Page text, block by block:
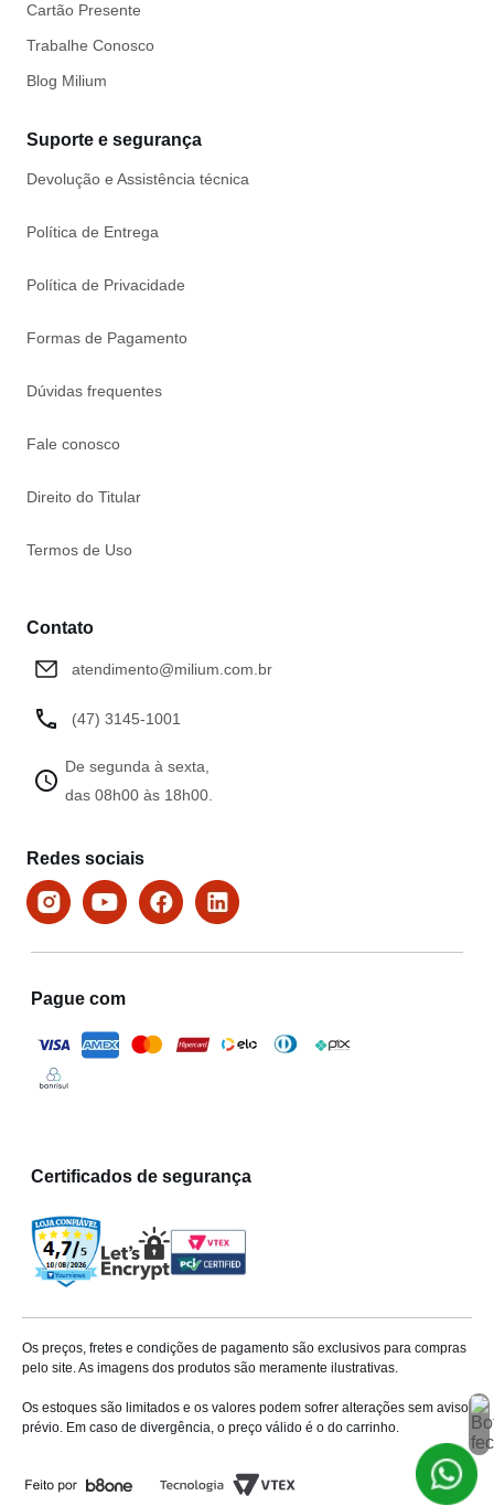
Cartão Presente
Trabalhe Conosco
Blog Milium
Suporte e segurança
Devolução e Assistência técnica
Política de Entrega
Política de Privacidade
Formas de Pagamento
Dúvidas frequentes
Fale conosco
Direito do Titular
Termos de Uso
Contato
atendimento@milium.com.br
(47) 3145-1001
De segunda à sexta,
das 08h00 às 18h00.
Redes sociais
Pague com
Certificados de segurança
Os preços, fretes e condições de pagamento são exclusivos para compras
pelo site. As imagens dos produtos são meramente ilustrativas.
Os estoques são limitados e os valores podem sofrer alterações sem aviso
prévio. Em caso de divergência, o preço válido é o do carrinho.